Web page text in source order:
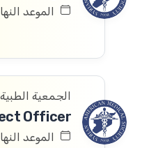
الموعد النهائي: 30/
الجمعية
Officer
الموعد النهائي: 30/